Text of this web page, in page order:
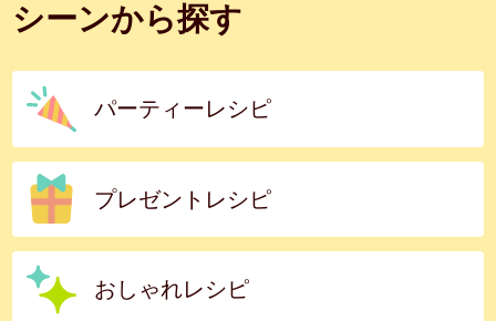
シーンから探す
パーティーレシピ
プレゼントレシピ
おしゃれレシピ